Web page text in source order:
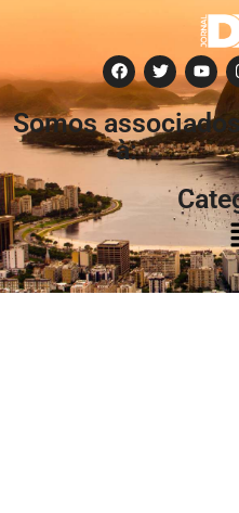
Somos associados
à: